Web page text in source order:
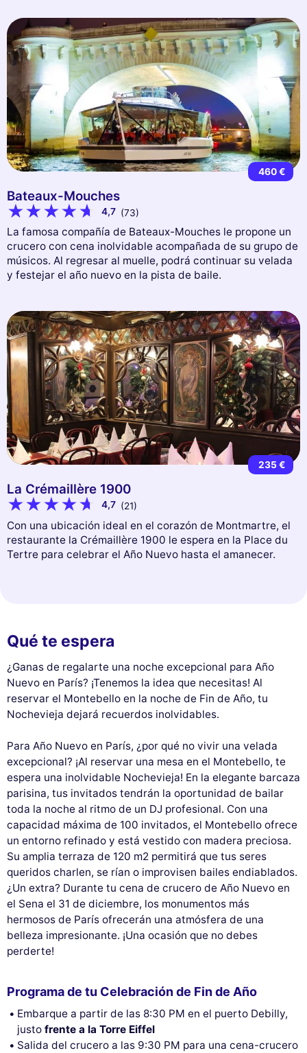
460 €
Bateaux-Mouches
4,7 (73)
La famosa compañía de Bateaux-Mouches le propone un
crucero con cena inolvidable acompañada de su grupo de
músicos. Al regresar al muelle, podrá continuar su velada
y festejar el año nuevo en la pista de baile.
235 €
La Crémaillère 1900
4,7 (21)
Con una ubicación ideal en el corazón de Montmartre, el
restaurante la Crémaillère 1900 le espera en la Place du
Tertre para celebrar el Año Nuevo hasta el amanecer.
Qué te espera
¿Ganas de regalarte una noche excepcional para Año
Nuevo en París? ¡Tenemos la idea que necesitas! Al
reservar el Montebello en la noche de Fin de Año, tu
Nochevieja dejará recuerdos inolvidables.
Para Año Nuevo en París, ¿por qué no vivir una velada
excepcional? ¡Al reservar una mesa en el Montebello, te
espera una inolvidable Nochevieja! En la elegante barcaza
parisina, tus invitados tendrán la oportunidad de bailar
toda la noche al ritmo de un DJ profesional. Con una
capacidad máxima de 100 invitados, el Montebello ofrece
un entorno refinado y está vestido con madera preciosa.
Su amplia terraza de 120 m2 permitirá que tus seres
queridos charlen, se rían o improvisen bailes endiablados.
¿Un extra? Durante tu cena de crucero de Año Nuevo en
el Sena el 31 de diciembre, los monumentos más
hermosos de París ofrecerán una atmósfera de una
belleza impresionante. ¡Una ocasión que no debes
perderte!
Programa de tu Celebración de Fin de Año
Embarque a partir de las 8:30 PM en el puerto Debilly,
justofrente a la Torre Eiffel
Salida del crucero a las 9:30 PM para una cena-crucero